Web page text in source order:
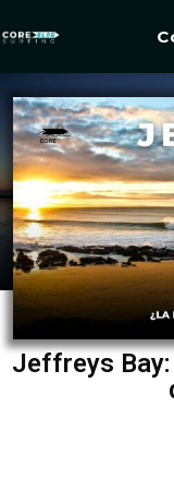
Jeffreys